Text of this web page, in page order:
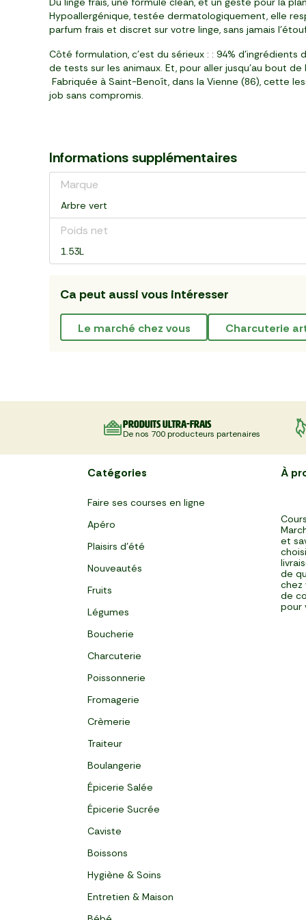
Hypoallergénique, testée dermatologiquement, elle
parfum frais et discret sur votre linge, sans jamais
Côté formulation, c’est du sérieux : : 94%
de tests sur les animaux. Et, pour aller jusqu’au bout
Fabriquée à Saint-Benoît, dans la Vienne (86), cette
job sans compromis.
Informations supplémentaires
Marque
Arbre vert
Poids net
1.53L
Ca peut aussi vous intéresser
le marché chez vous Charcuterie
Produits ultra-frais
De nos 700 producteurs partenaires
Catégories
Faire ses courses en ligne
Apéro
Plaisirs d'été
Nouveautés
Fruits
Légumes
Boucherie
Charcuterie
Poissonnerie
Fromagerie
Crèmerie
Traiteur
Boulangerie
Épicerie Salée
Épicerie Sucrée
Caviste
Boissons
Hygiène & Soins
Entretien & Maison
À
et
de
chez
de
pour